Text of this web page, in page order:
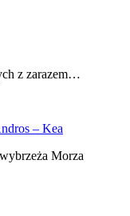
z zarazem…
– Kea
Morza